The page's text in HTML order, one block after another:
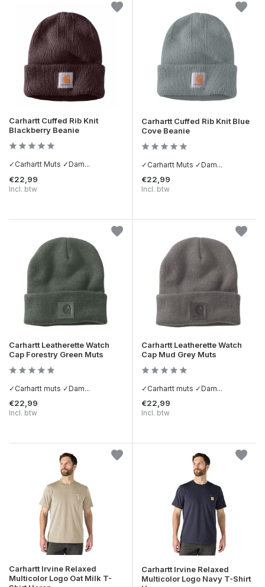
Carhartt Cuffed Rib Knit
Blackberry Beanie
✓Carhartt Muts ✓Dam...
€22,99
Incl. btw
Carhartt Cuffed Rib Knit Blue
Cove Beanie
✓Carhartt Muts ✓Dam...
€22,99
Incl. btw
Carhartt Leatherette Watch
Cap Forestry Green Muts
✓Carhartt muts ✓Dam...
€22,99
Incl. btw
Carhartt Leatherette Watch
Cap Mud Grey Muts
✓Carhartt muts ✓Dam...
€22,99
Incl. btw
Carhartt Irvine Relaxed
Multicolor Logo Oat Milk T-
Carhartt Irvine Relaxed
Multicolor Logo Navy T-Shirt